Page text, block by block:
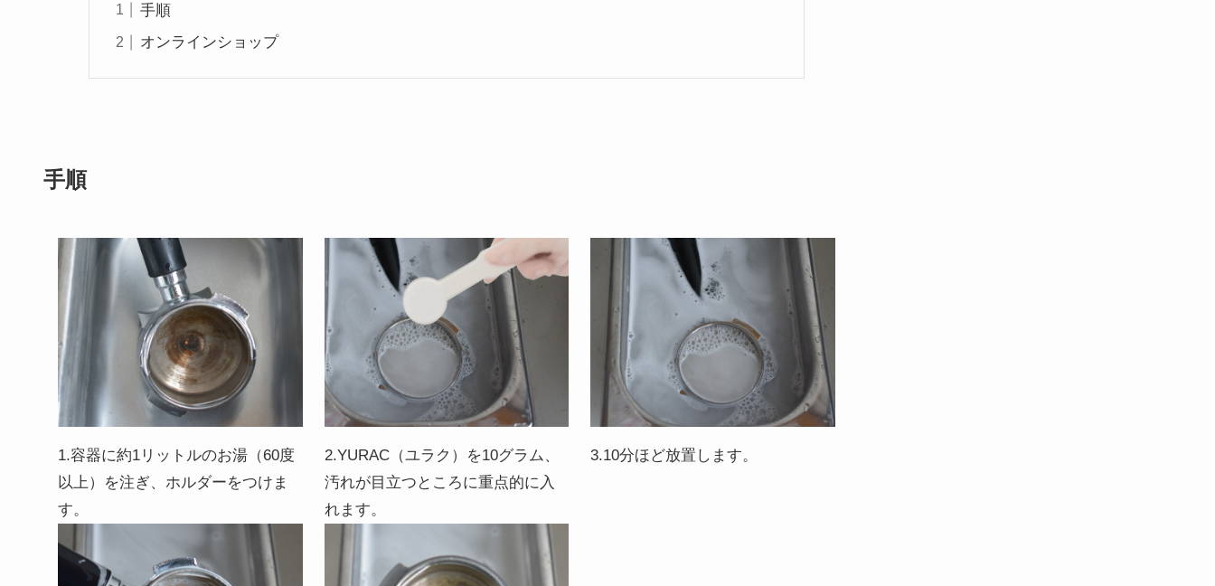
手順
オンラインショップ
手順
1.容器に約1リットルのお湯（60度
以上）を注ぎ、ホルダーをつけま
す。
2.YURAC（ユラク）を10グラム、
汚れが目立つところに重点的に入
れます。
3.10分ほど放置します。